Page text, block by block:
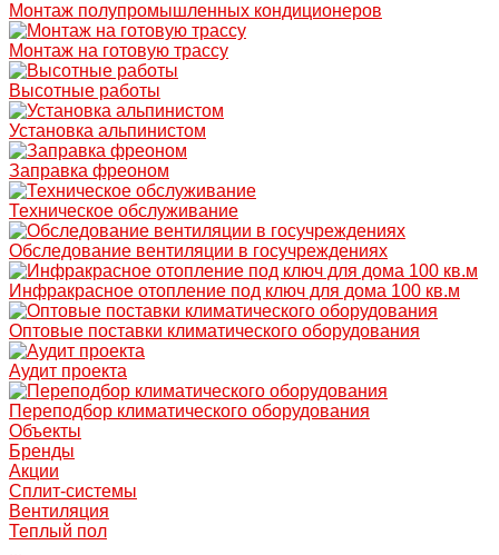
Монтаж полупромышленных кондиционеров
Монтаж на готовую трассу
Высотные работы
Установка альпинистом
Заправка фреоном
Техническое обслуживание
Обследование вентиляции в госучреждениях
Инфракрасное отопление под ключ для дома 100 кв.м
Оптовые поставки климатического оборудования
Аудит проекта
Переподбор климатического оборудования
Объекты
Бренды
Акции
Сплит-системы
Вентиляция
Теплый пол
...